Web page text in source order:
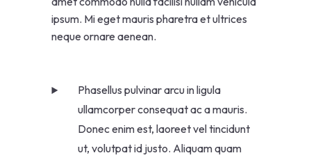
ipsum. Mi eget mauris pharetra et ultrices
neque ornare aenean.
Phasellus pulvinar arcu in ligula
ullamcorper consequat ac a mauris.
Donec enim est, laoreet vel tincidunt
ut, volutpat id justo. Aliquam quam